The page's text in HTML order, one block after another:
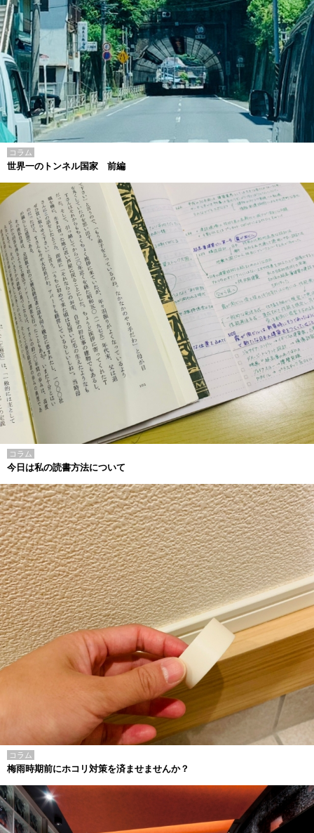
コラム
世界一のトンネル国家 前編
コラム
今日は私の読書方法について
コラム
梅雨時期前にホコリ対策を済ませませんか？